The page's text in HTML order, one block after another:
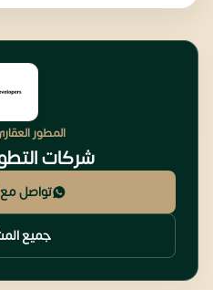
المطور
شركات
تواصل مع
جميع